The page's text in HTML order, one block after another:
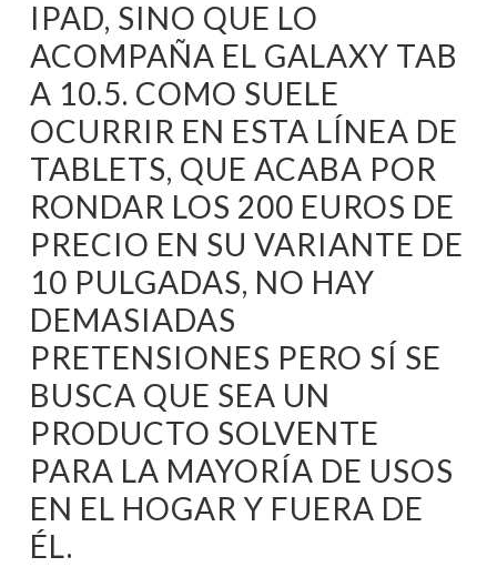
IPAD, SINO QUE LO
ACOMPAÑA EL GALAXY TAB
A 10.5. COMO SUELE
OCURRIR EN ESTA LÍNEA DE
TABLETS, QUE ACABA POR
RONDAR LOS 200 EUROS DE
PRECIO EN SU VARIANTE DE
10 PULGADAS, NO HAY
DEMASIADAS
PRETENSIONES PERO SÍ SE
BUSCA QUE SEA UN
PRODUCTO SOLVENTE
PARA LA MAYORÍA DE USOS
EN EL HOGAR Y FUERA DE
ÉL.